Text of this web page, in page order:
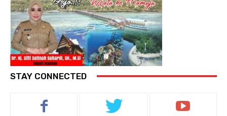
STAY CONNECTED